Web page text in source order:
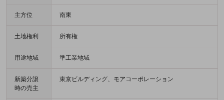
主方位 南東
土地権利 所有権
用途地域 準工業地域
新築分譲
時の売主
東京ビルディング、モアコーポレーション